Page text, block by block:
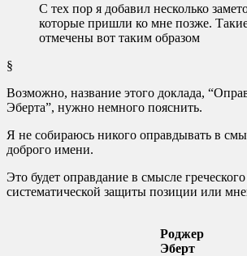
С тех пор я добавил несколько
которые пришли ко мне позже.
отмечены вот таким образом
§
Возможно, название этого доклада,
Эберта”, нужно немного пояснить.
Я не собираюсь никого оправдывать в
доброго имени.
Это будет оправдание в смысле греческого
систематической защиты позиции или
Роджер
Эберт